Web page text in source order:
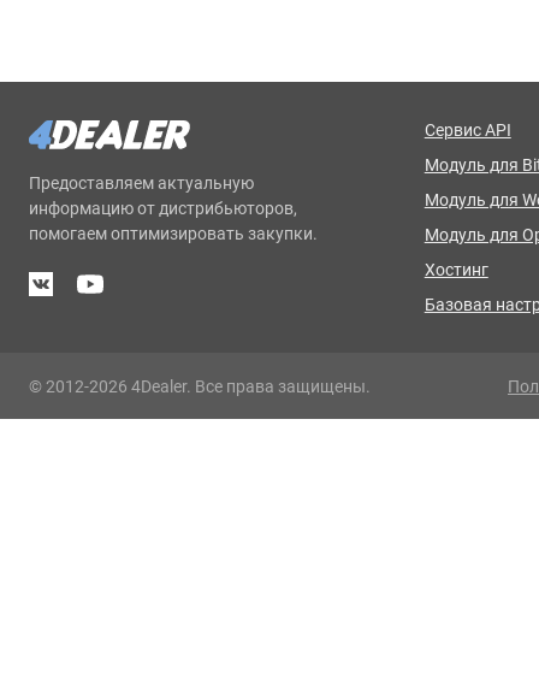
Предоставляем актуальную
информацию от дистрибьюторов,
помогаем оптимизировать закупки.
Сервис API
Модуль для
Модуль для
Модуль для
Хостинг
Базовая
© 2012-2026 4Dealer. Все права защищены.